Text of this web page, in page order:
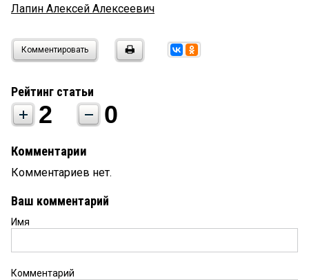
Лапин Алексей Алексеевич
Комментировать
Рейтинг статьи
2 0
Комментарии
Комментариев нет.
Ваш комментарий
Имя
Комментарий